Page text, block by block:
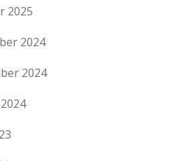
2025
2024
2024